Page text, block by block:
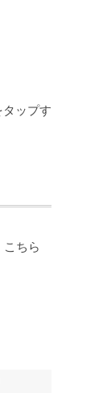
ップす
ちら